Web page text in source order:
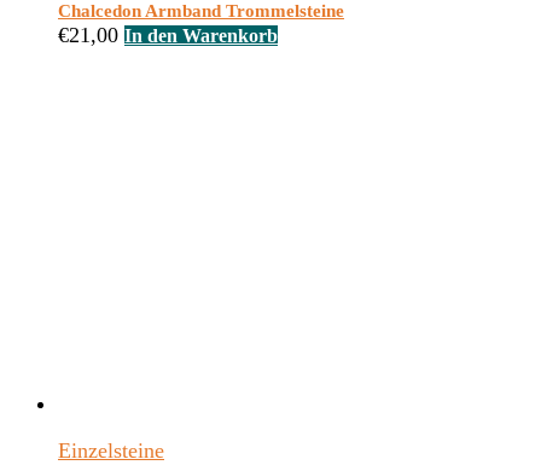
Chalcedon Armband Trommelsteine
€21,00 In den Warenkorb
Einzelsteine